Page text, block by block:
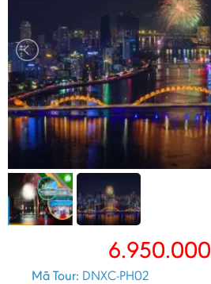
6.950.000
Mã Tour: DNXC-PH02